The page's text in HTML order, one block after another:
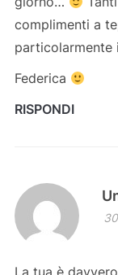
complimenti a
particolarmente
Federica
RISPONDI